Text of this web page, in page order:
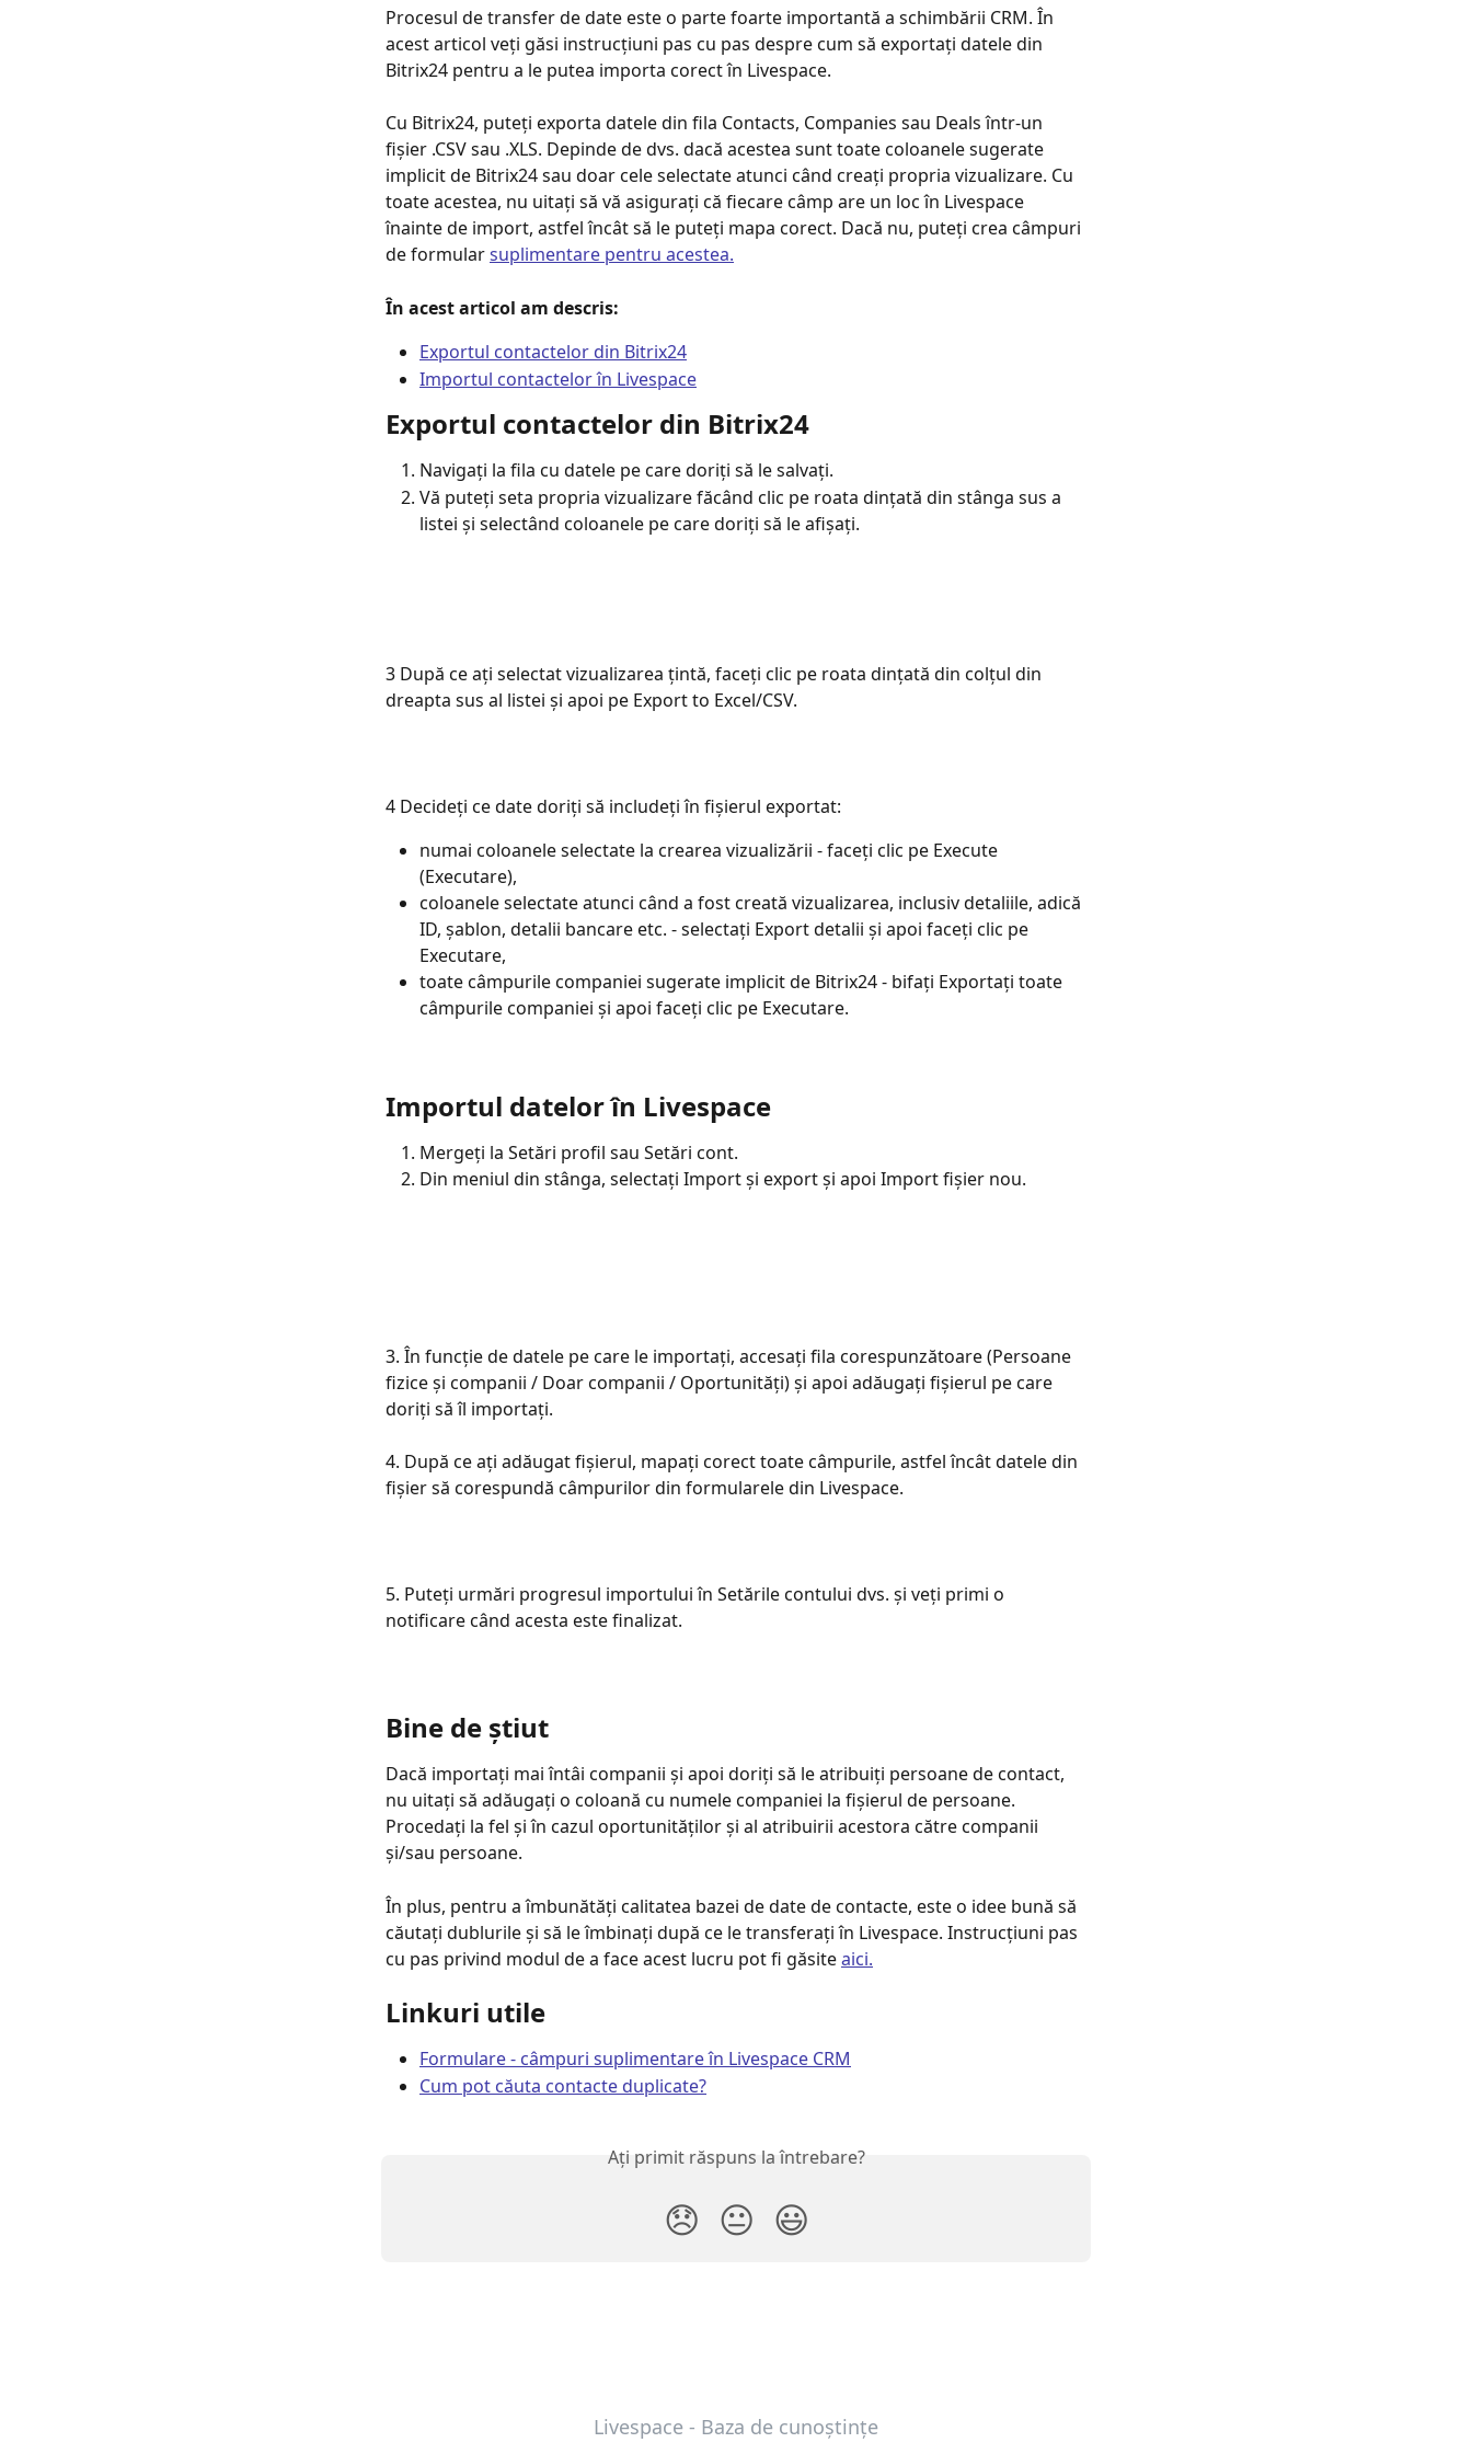
Procesul de transfer de date este o parte foarte importantă a schimbării CRM. În
acest articol veți găsi instrucțiuni pas cu pas despre cum să exportați datele din
Bitrix24 pentru a le putea importa corect în Livespace.
Cu Bitrix24, puteți exporta datele din fila Contacts, Companies sau Deals într-un
fișier .CSV sau .XLS. Depinde de dvs. dacă acestea sunt toate coloanele sugerate
implicit de Bitrix24 sau doar cele selectate atunci când creați propria vizualizare. Cu
toate acestea, nu uitați să vă asigurați că fiecare câmp are un loc în Livespace
înainte de import, astfel încât să le puteți mapa corect. Dacă nu, puteți crea câmpuri
de formular suplimentare pentru acestea.
În acest articol am descris:
Exportul contactelor din Bitrix24
Importul contactelor în Livespace
Exportul contactelor din Bitrix24
Navigați la fila cu datele pe care doriți să le salvați.
Vă puteți seta propria vizualizare făcând clic pe roata dințată din stânga sus a
listei și selectând coloanele pe care doriți să le afișați.
3 După ce ați selectat vizualizarea țintă, faceți clic pe roata dințată din colțul din
dreapta sus al listei și apoi pe Export to Excel/CSV.
4 Decideți ce date doriți să includeți în fișierul exportat:
numai coloanele selectate la crearea vizualizării - faceți clic pe Execute
(Executare),
coloanele selectate atunci când a fost creată vizualizarea, inclusiv detaliile, adică
ID, șablon, detalii bancare etc. - selectați Export detalii și apoi faceți clic pe
Executare,
toate câmpurile companiei sugerate implicit de Bitrix24 - bifați Exportați toate
câmpurile companiei și apoi faceți clic pe Executare.
Importul datelor în Livespace
Mergeți la Setări profil sau Setări cont.
Din meniul din stânga, selectați Import și export și apoi Import fișier nou.
3. În funcție de datele pe care le importați, accesați fila corespunzătoare (Persoane
fizice și companii / Doar companii / Oportunități) și apoi adăugați fișierul pe care
doriți să îl importați.
4. După ce ați adăugat fișierul, mapați corect toate câmpurile, astfel încât datele din
fișier să corespundă câmpurilor din formularele din Livespace.
5. Puteți urmări progresul importului în Setările contului dvs. și veți primi o
notificare când acesta este finalizat.
Bine de știut
Dacă importați mai întâi companii și apoi doriți să le atribuiți persoane de contact,
nu uitați să adăugați o coloană cu numele companiei la fișierul de persoane.
Procedați la fel și în cazul oportunităților și al atribuirii acestora către companii
și/sau persoane.
În plus, pentru a îmbunătăți calitatea bazei de date de contacte, este o idee bună să
căutați dublurile și să le îmbinați după ce le transferați în Livespace. Instrucțiuni pas
cu pas privind modul de a face acest lucru pot fi găsite aici.
Linkuri utile
Formulare - câmpuri suplimentare în Livespace CRM
Cum pot căuta contacte duplicate?
Ați primit răspuns la întrebare?
😞 😐 😃
Livespace - Baza de cunoștințe